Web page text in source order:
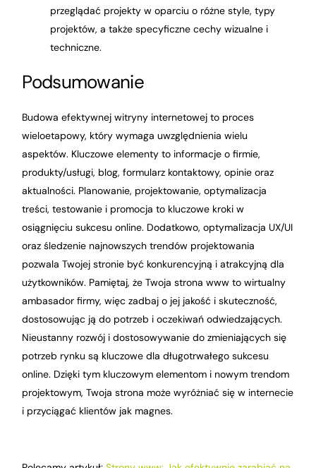
przeglądać projekty w oparciu o różne style, typy
projektów, a także specyficzne cechy wizualne i
techniczne.
Podsumowanie
Budowa efektywnej witryny internetowej to proces
wieloetapowy, który wymaga uwzględnienia wielu
aspektów. Kluczowe elementy to informacje o firmie,
produkty/usługi, blog, formularz kontaktowy, opinie oraz
aktualności. Planowanie, projektowanie, optymalizacja
treści, testowanie i promocja to kluczowe kroki w
osiągnięciu sukcesu online. Dodatkowo, optymalizacja UX/UI
oraz śledzenie najnowszych trendów projektowania
pozwala Twojej stronie być konkurencyjną i atrakcyjną dla
użytkowników. Pamiętaj, że Twoja strona www to wirtualny
ambasador firmy, więc zadbaj o jej jakość i skuteczność,
dostosowując ją do potrzeb i oczekiwań odwiedzających.
Nieustanny rozwój i dostosowywanie do zmieniających się
potrzeb rynku są kluczowe dla długotrwałego sukcesu
online. Dzięki tym kluczowym elementom i nowym trendom
projektowym, Twoja strona może wyróżniać się w internecie
i przyciągać klientów jak magnes.